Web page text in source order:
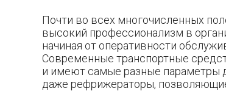
Почти во всех многочисленных
высокий профессионализм в
начиная от оперативности
Современные транспортные
и имеют самые разные параметры
даже рефрижераторы,